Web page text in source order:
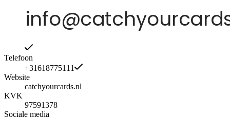
Telefoon
+31618775111
Website
catchyourcards.nl
KVK
97591378
Sociale media